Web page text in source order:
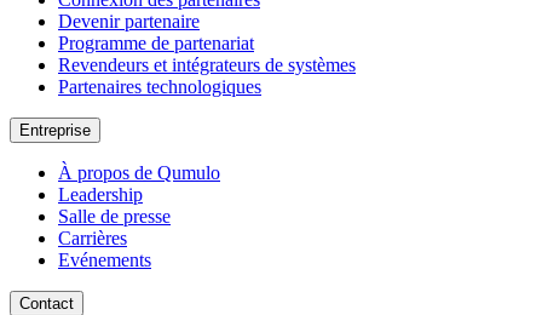
Devenir partenaire
Programme de partenariat
Revendeurs et intégrateurs de systèmes
Partenaires technologiques
Entreprise
À propos de Qumulo
Leadership
Salle de presse
Carrières
Evénements
Contact